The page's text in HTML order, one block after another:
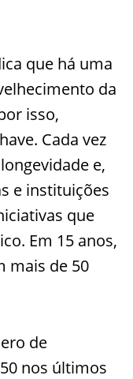
que há uma
da
isso,
Cada vez
e,
e instituições
que
Em 15 anos,
mais de 50
de
nos últimos